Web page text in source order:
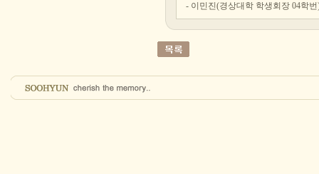
- 이민진(경상대학 학생회장 04학번